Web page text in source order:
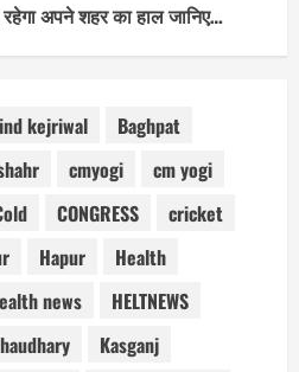
अपने शहर का हाल जानिए…
kejriwal
Baghpat
cmyogi
cm yogi
CONGRESS
cricket
Hapur
Health
news
HELTNEWS
Kasganj